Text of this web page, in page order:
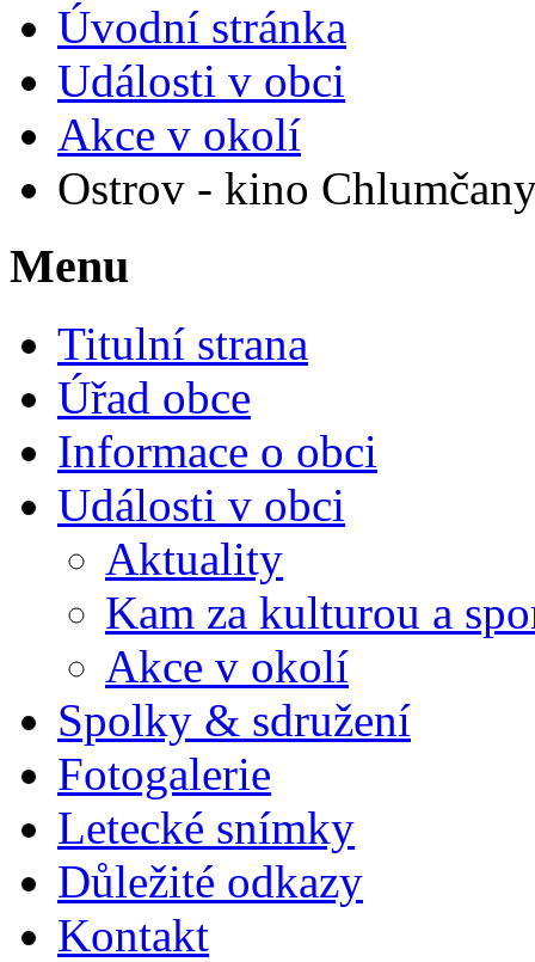
Úvodní stránka
Události v obci
Akce v okolí
Ostrov - kino
Menu
Titulní strana
Úřad obce
Informace o obci
Události v obci
Aktuality
Kam za kulturou a
Akce v okolí
Spolky & sdružení
Fotogalerie
Letecké snímky
Důležité odkazy
Kontakt